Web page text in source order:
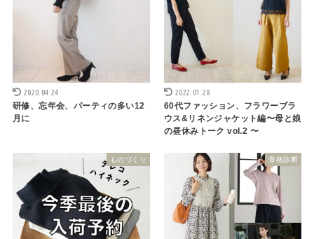
2020.04.24
研修、忘年会、パーティの多い12
月に
2022.01.28
60代ファッション、フラワーブラ
ウス&リネンジャケット編〜母と娘
の昼休みトーク vol.2 〜
ものづくり 骨格診断